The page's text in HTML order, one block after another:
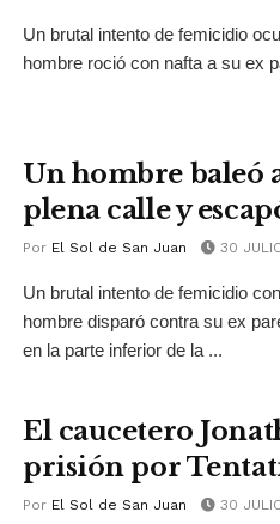
Un brutal intento de femicidio
hombre roció con nafta a su ex
Un hombre baleó
plena calle y
Por El Sol de San Juan 30
Un brutal intento de femicidio
hombre disparó contra su ex
en la parte inferior de la ...
El caucetero
prisión por
Por El Sol de San Juan 30